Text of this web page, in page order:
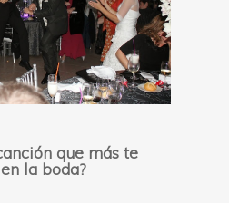
que más te
la boda?